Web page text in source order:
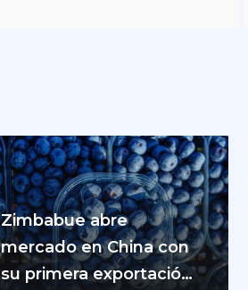
Zimbabue abre
mercado en China con
su primera exportación